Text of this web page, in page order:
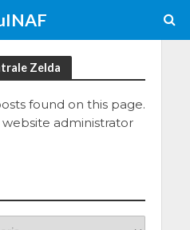
Zelda
found on this page.
administrator